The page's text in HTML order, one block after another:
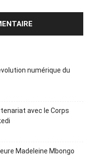
numérique du
avec le Corps
Madeleine Mbongo